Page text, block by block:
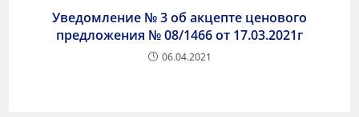
Уведомление № 3 об акцепте ценового
предложения № 08/1466 от 17.03.2021г
06.04.2021